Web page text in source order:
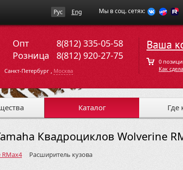
Рус Eng Мы в соц. сетях:
Опт
8(812) 335-05-58
Розница
8(812) 920-27-75
Санкт-Петербург , Москва
Ваша
0
Как
Каталог Где
Квадроциклов Wolverine
Расширитель кузова